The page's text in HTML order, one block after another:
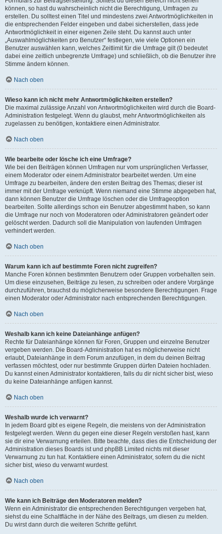
können, so hast du wahrscheinlich nicht die Berechtigung, Umfragen zu
erstellen. Du solltest einen Titel und mindestens zwei Antwortmöglichkeiten in
die entsprechenden Felder eingeben und dabei sicherstellen, dass jede
Antwortmöglichkeit in einer eigenen Zeile steht. Du kannst auch unter
„Auswahlmöglichkeiten pro Benutzer“ festlegen, wie viele Optionen ein
Benutzer auswählen kann, welches Zeitlimit für die Umfrage gilt (0 bedeutet
dabei eine zeitlich unbegrenzte Umfrage) und schließlich, ob die Benutzer ihre
Stimme ändern können.
Nach oben
Wieso kann ich nicht mehr Antwortmöglichkeiten erstellen?
Die maximal zulässige Anzahl von Antwortmöglichkeiten wird durch die Board-
Administration festgelegt. Wenn du glaubst, mehr Antwortmöglichkeiten als
zugelassen zu benötigen, kontaktiere einen Administrator.
Nach oben
Wie bearbeite oder lösche ich eine Umfrage?
Wie bei den Beiträgen können Umfragen nur vom ursprünglichen Verfasser,
einem Moderator oder einem Administrator bearbeitet werden. Um eine
Umfrage zu bearbeiten, ändere den ersten Beitrag des Themas; dieser ist
immer mit der Umfrage verknüpft. Wenn niemand eine Stimme abgegeben hat,
dann können Benutzer die Umfrage löschen oder die Umfrageoption
bearbeiten. Sollte allerdings schon ein Benutzer abgestimmt haben, so kann
die Umfrage nur noch von Moderatoren oder Administratoren geändert oder
gelöscht werden. Dadurch soll die Manipulation von laufenden Umfragen
verhindert werden.
Nach oben
Warum kann ich auf bestimmte Foren nicht zugreifen?
Manche Foren können bestimmten Benutzern oder Gruppen vorbehalten sein.
Um diese einzusehen, Beiträge zu lesen, zu schreiben oder andere Vorgänge
durchzuführen, brauchst du möglicherweise besondere Berechtigungen. Frage
einen Moderator oder Administrator nach entsprechenden Berechtigungen.
Nach oben
Weshalb kann ich keine Dateianhänge anfügen?
Rechte für Dateianhänge können für Foren, Gruppen und einzelne Benutzer
vergeben werden. Die Board-Administration hat es möglicherweise nicht
erlaubt, Dateianhänge in dem Forum anzufügen, in dem du deinen Beitrag
verfassen möchtest, oder nur bestimmte Gruppen dürfen Dateien hochladen.
Du kannst einen Administrator kontaktieren, falls du dir nicht sicher bist, wieso
du keine Dateianhänge anfügen kannst.
Nach oben
Weshalb wurde ich verwarnt?
In jedem Board gibt es eigene Regeln, die meistens von der Administration
festgelegt werden. Wenn du gegen eine dieser Regeln verstoßen hast, kann
sie dir eine Verwarnung erteilen. Bitte beachte, dass dies die Entscheidung der
Administration dieses Boards ist und phpBB Limited nichts mit dieser
Verwarnung zu tun hat. Kontaktiere einen Administrator, sofern du die nicht
sicher bist, wieso du verwarnt wurdest.
Nach oben
Wie kann ich Beiträge den Moderatoren melden?
Wenn ein Administrator die entsprechenden Berechtigungen vergeben hat,
siehst du eine Schaltfläche in der Nähe des Beitrags, um diesen zu melden.
Du wirst dann durch die weiteren Schritte geführt.